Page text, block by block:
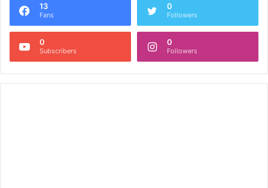
13
Fans
0
Followers
0
Subscribers
0
Followers